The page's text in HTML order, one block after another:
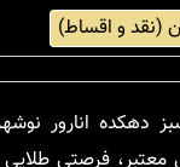
فرصتی طلایی